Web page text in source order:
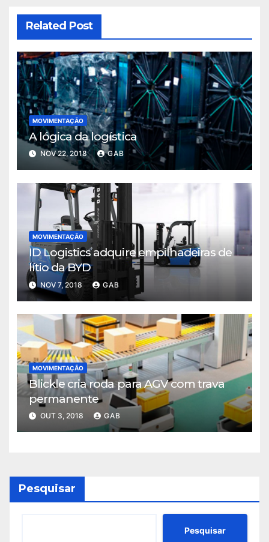
Related Post
MOVIMENTAÇÃO
A lógica da logística
NOV 22, 2018 GAB
MOVIMENTAÇÃO
ID Logistics adquire empilhadeiras de
lítio da BYD
NOV 7, 2018 GAB
MOVIMENTAÇÃO
Blickle cria roda para AGV com trava
permanente
OUT 3, 2018 GAB
Pesquisar
Pesquisar